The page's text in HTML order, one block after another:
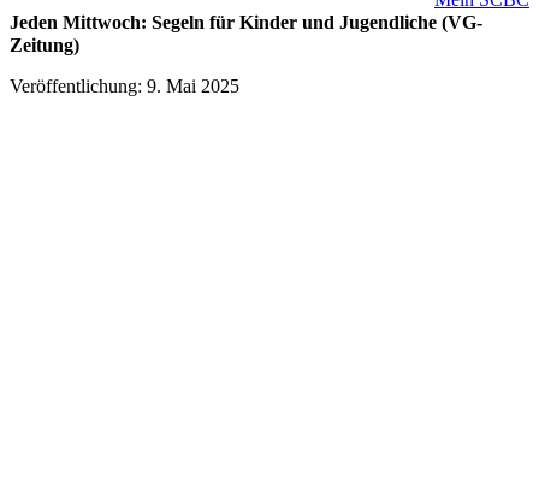
Jeden Mittwoch: Segeln für Kinder und Jugendliche (VG-
Zeitung)
Veröffentlichung: 9. Mai 2025